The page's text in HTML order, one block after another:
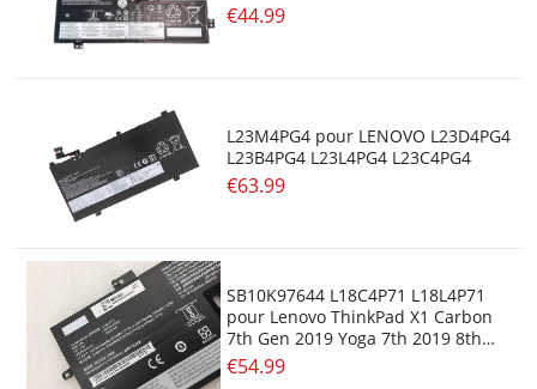
€44.99
L23M4PG4 pour LENOVO L23D4PG4
L23B4PG4 L23L4PG4 L23C4PG4
€63.99
SB10K97644 L18C4P71 L18L4P71
pour Lenovo ThinkPad X1 Carbon
7th Gen 2019 Yoga 7th 2019 8th
2020
€54.99